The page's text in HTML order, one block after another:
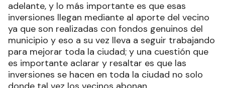
adelante, y lo más importante es que esas
inversiones llegan mediante al aporte del vecino
ya que son realizadas con fondos genuinos del
municipio y eso a su vez lleva a seguir trabajando
para mejorar toda la ciudad; y una cuestión que
es importante aclarar y resaltar es que las
inversiones se hacen en toda la ciudad no solo